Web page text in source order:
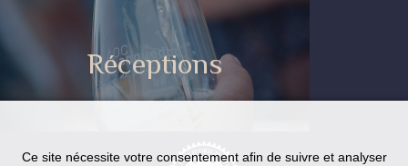
Réceptions
Ce site nécessite votre consentement afin de suivre et analyser